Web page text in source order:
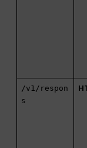
/v1/respon
s